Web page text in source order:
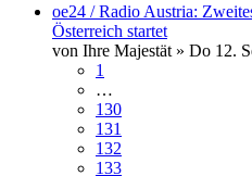
oe24 / Radio Austria:
Österreich startet
von Ihre Majestät » Do 12.
1
…
130
131
132
133